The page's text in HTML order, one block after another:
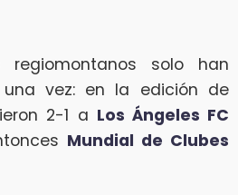
solo han
una vez: en la edición de
2-1 a Los Ángeles FC
Mundial de Clubes